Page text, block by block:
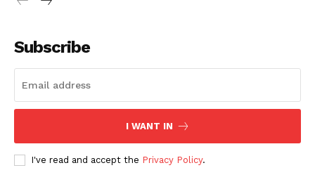
Subscribe
I WANT IN
I've read and accept the Privacy Policy.